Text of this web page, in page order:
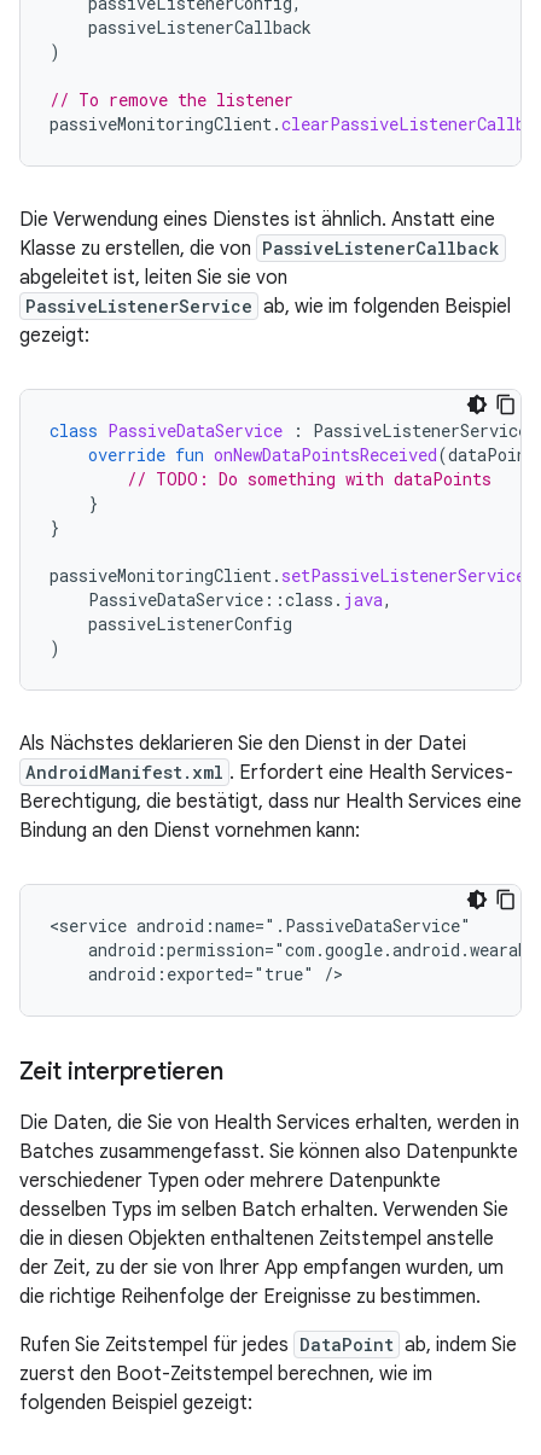
passiveListenerCallback
)
// To remove the listener
passiveMonitoringClient.
Die Verwendung eines Dienstes ist ähnlich. Anstatt eine
Klasse zu erstellen, die von PassiveListenerCallback
abgeleitet ist, leiten Sie sie von
PassiveListenerService ab, wie im folgenden Beispiel
gezeigt:
class PassiveDataService : PassiveListenerService
override fun onNewDataPointsReceived(
// TODO: Do something with dataPoints
}
}
passiveMonitoringClient.
PassiveDataService ::class . java,
passiveListenerConfig
)
Als Nächstes deklarieren Sie den Dienst in der Datei
AndroidManifest.xml . Erfordert eine Health Services-
Berechtigung, die bestätigt, dass nur Health Services eine
Bindung an den Dienst vornehmen kann:
<service
android:exported="true"
Zeit interpretieren
Die Daten, die Sie von Health Services erhalten, werden in
Batches zusammengefasst. Sie können also Datenpunkte
verschiedener Typen oder mehrere Datenpunkte
desselben Typs im selben Batch erhalten. Verwenden Sie
die in diesen Objekten enthaltenen Zeitstempel anstelle
der Zeit, zu der sie von Ihrer App empfangen wurden, um
die richtige Reihenfolge der Ereignisse zu bestimmen.
Rufen Sie Zeitstempel für jedes DataPoint ab, indem Sie
zuerst den Boot-Zeitstempel berechnen, wie im
folgenden Beispiel gezeigt: